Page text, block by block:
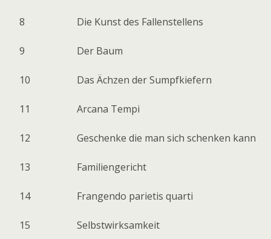
8 Die Kunst des Fallenstellens
9 Der Baum
10 Das Ächzen der Sumpfkiefern
11 Arcana Tempi
12 Geschenke die man sich schenken kann
13 Familiengericht
14 Frangendo parietis quarti
15 Selbstwirksamkeit